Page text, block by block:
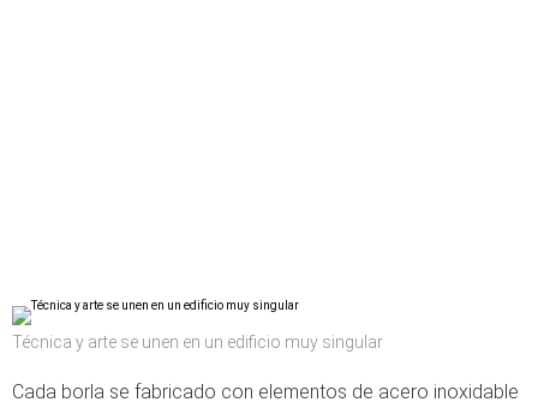
Técnica y arte se unen en un edificio muy singular
Cada borla se fabricado con elementos de acero inoxidable